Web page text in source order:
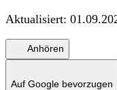
Aktualisiert:
Anhören
Auf Google bevorzugen